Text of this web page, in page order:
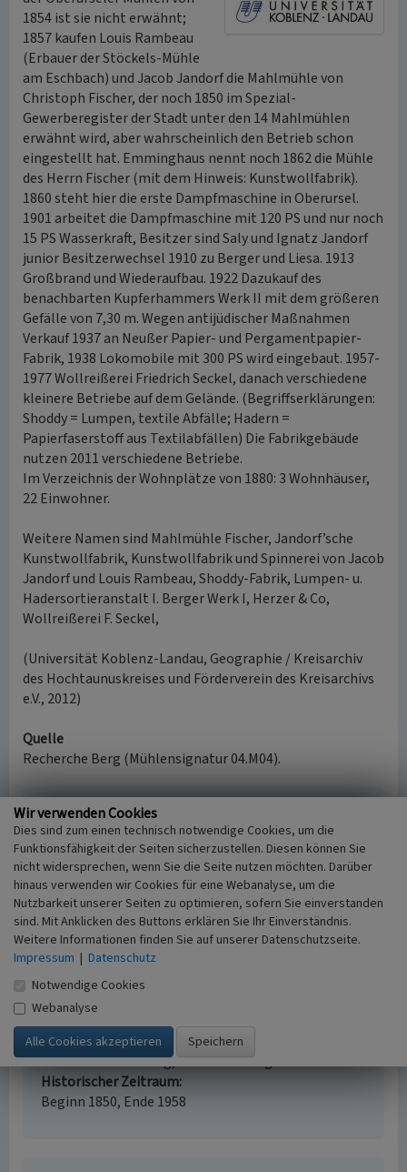
1854 ist sie nicht erwähnt;
1857 kaufen Louis Rambeau
(Erbauer der Stöckels-Mühle
am Eschbach) und Jacob Jandorf die Mahlmühle von
Christoph Fischer, der noch 1850 im Spezial-
Gewerberegister der Stadt unter den 14 Mahlmühlen
erwähnt wird, aber wahrscheinlich den Betrieb schon
eingestellt hat. Emminghaus nennt noch 1862 die Mühle
des Herrn Fischer (mit dem Hinweis: Kunstwollfabrik).
1860 steht hier die erste Dampfmaschine in Oberursel.
1901 arbeitet die Dampfmaschine mit 120 PS und nur noch
15 PS Wasserkraft, Besitzer sind Saly und Ignatz Jandorf
junior Besitzerwechsel 1910 zu Berger und Liesa. 1913
Großbrand und Wiederaufbau. 1922 Dazukauf des
benachbarten Kupferhammers Werk II mit dem größeren
Gefälle von 7,30 m. Wegen antijüdischer Maßnahmen
Verkauf 1937 an Neußer Papier- und Pergamentpapier-
Fabrik, 1938 Lokomobile mit 300 PS wird eingebaut. 1957-
1977 Wollreißerei Friedrich Seckel, danach verschiedene
kleinere Betriebe auf dem Gelände. (Begriffserklärungen:
Shoddy = Lumpen, textile Abfälle; Hadern =
Papierfaserstoff aus Textilabfällen) Die Fabrikgebäude
nutzen 2011 verschiedene Betriebe.
Im Verzeichnis der Wohnplätze von 1880: 3 Wohnhäuser,
22 Einwohner.
Weitere Namen sind Mahlmühle Fischer, Jandorf’sche
Kunstwollfabrik, Kunstwollfabrik und Spinnerei von Jacob
Jandorf und Louis Rambeau, Shoddy-Fabrik, Lumpen- u.
Hadersortieranstalt I. Berger Werk I, Herzer & Co,
Wollreißerei F. Seckel,
(Universität Koblenz-Landau, Geographie / Kreisarchiv
des Hochtaunuskreises und Förderverein des Kreisarchivs
e.V., 2012)
Quelle
Recherche Berg (Mühlensignatur 04.M04).
Lumpensortieranstalt Berger
Schlagwörter
Mahlmühle
Straße / Hausnummer
Hohemarkstraße 110
Ort
Oberursel
Fachsicht(en)
Kulturlandschaftspflege, Archäologie, Landeskunde
Erfassungsmaßstab
i.d.R. 1:5.000 (größer als 1:20.000)
Erfassungsmethode
Literaturauswertung, Fernerkundung
Historischer Zeitraum
Beginn 1850, Ende 1958
Wir verwenden Cookies
Dies sind zum einen technisch notwendige Cookies, um die
Funktionsfähigkeit der Seiten sicherzustellen. Diesen können Sie
nicht widersprechen, wenn Sie die Seite nutzen möchten. Darüber
hinaus verwenden wir Cookies für eine Webanalyse, um die
Nutzbarkeit unserer Seiten zu optimieren, sofern Sie einverstanden
sind. Mit Anklicken des Buttons erklären Sie Ihr Einverständnis.
Weitere Informationen finden Sie auf unserer Datenschutzseite.
Impressum | Datenschutz
Notwendige Cookies
Webanalyse